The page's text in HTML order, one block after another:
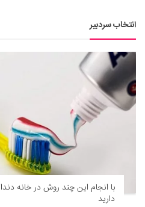
اخبار
انتخاب سردبیر
با انجام این چند روش در خانه
دارید